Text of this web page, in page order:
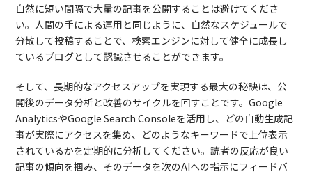
自然に短い間隔で大量の記事を公開することは避けてくださ
い。人間の手による運用と同じように、自然なスケジュールで
分散して投稿することで、検索エンジンに対して健全に成長し
ているブログとして認識させることができます。
そして、長期的なアクセスアップを実現する最大の秘訣は、公
開後のデータ分析と改善のサイクルを回すことです。Google
AnalyticsやGoogle Search Consoleを活用し、どの自動生成記
事が実際にアクセスを集め、どのようなキーワードで上位表示
されているかを定期的に分析してください。読者の反応が良い
記事の傾向を掴み、そのデータを次のAIへの指示にフィードバ